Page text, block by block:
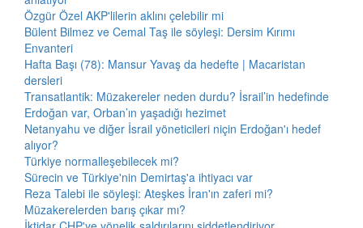
Özgür Özel AKP'lilerin aklını çelebilir mi
Bülent Bilmez ve Cemal Taş ile söyleşi: Dersim Kırımı
Envanteri
Hafta Başı (78): Mansur Yavaş da hedefte | Macaristan
dersleri
Transatlantik: Müzakereler neden durdu? İsrail’in hedefinde
Erdoğan var, Orban’ın yaşadığı hezimet
Netanyahu ve diğer İsrail yöneticileri niçin Erdoğan'ı hedef
alıyor?
Türkiye normalleşebilecek mi?
Sürecin ve Türkiye'nin Demirtaş'a ihtiyacı var
Reza Talebi ile söyleşi: Ateşkes İran'ın zaferi mi?
Müzakerelerden barış çıkar mı?